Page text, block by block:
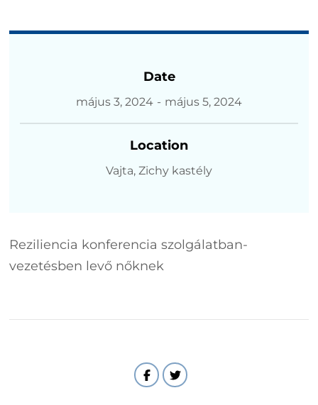
Date
május 3, 2024 - május 5, 2024
Location
Vajta, Zichy kastély
Reziliencia konferencia szolgálatban-
vezetésben levő nőknek